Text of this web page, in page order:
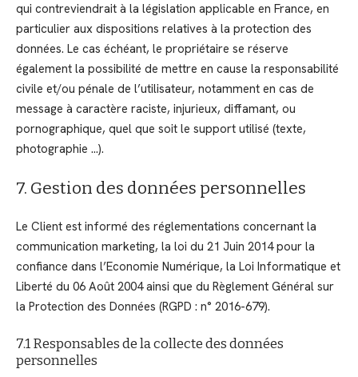
qui contreviendrait à la législation applicable en France, en
particulier aux dispositions relatives à la protection des
données. Le cas échéant, le propriétaire se réserve
également la possibilité de mettre en cause la responsabilité
civile et/ou pénale de l’utilisateur, notamment en cas de
message à caractère raciste, injurieux, diffamant, ou
pornographique, quel que soit le support utilisé (texte,
photographie …).
7. Gestion des données personnelles
Le Client est informé des réglementations concernant la
communication marketing, la loi du 21 Juin 2014 pour la
confiance dans l’Economie Numérique, la Loi Informatique et
Liberté du 06 Août 2004 ainsi que du Règlement Général sur
la Protection des Données (RGPD : n° 2016-679).
7.1 Responsables de la collecte des données
personnelles